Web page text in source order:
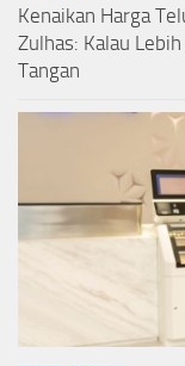
Kenaikan Harga
Zulhas: Kalau
Tangan